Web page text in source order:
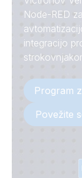
Node-RED
integracijo
Program
Povežite